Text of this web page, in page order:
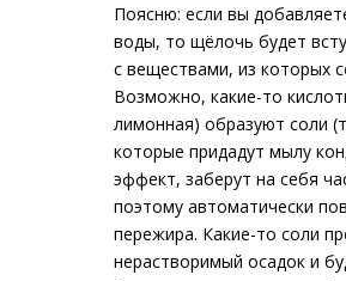
Поясню: если вы
воды, то щёлочь будет
с веществами, из которых
Возможно, какие-то
лимонная) образуют соли
которые придадут мылу
эффект, заберут на себя
поэтому автоматически
пережира. Какие-то соли
нерастворимый осадок и